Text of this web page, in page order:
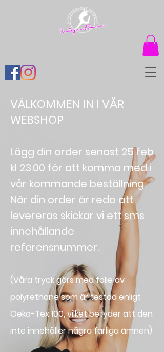
VÄLKOMMEN IN I VÅR
WEBSHOP
Lägg din order senast 25 feb
kl 23.00 för att komma med i
vår kommande beställning.
När din order är redo att
levereras skickar vi ett sms
innehållande
referensnummer.
(Våra tryck görs med folie av
polyrethane som är testad enligt
Oeko-Tex 100, vilket betyder att den
inte innehåller några farliga ämnen)